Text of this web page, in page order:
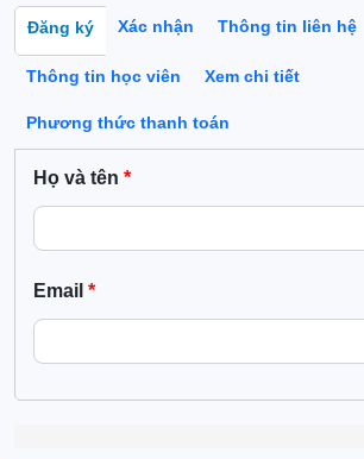
Đăng ký
Xác nhận Thông tin liên hệ
Thông tin học viên Xem chi tiết
Phương thức thanh toán
Họ và tên
Email